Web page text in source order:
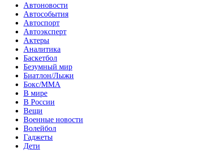
Автоновости
Автособытия
Автоспорт
Автоэксперт
Актеры
Аналитика
Баскетбол
Безумный мир
Биатлон/Лыжи
Бокс/MMA
В мире
В России
Вещи
Военные новости
Волейбол
Гаджеты
Дети